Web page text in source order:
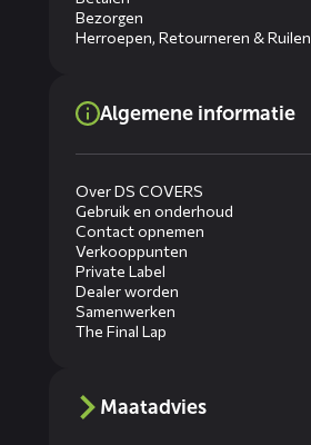
Bezorgen
Herroepen, Retourneren & Ruilen
Algemene informatie
Over DS COVERS
Gebruik en onderhoud
Contact opnemen
Verkooppunten
Private Label
Dealer worden
Samenwerken
The Final Lap
Maatadvies